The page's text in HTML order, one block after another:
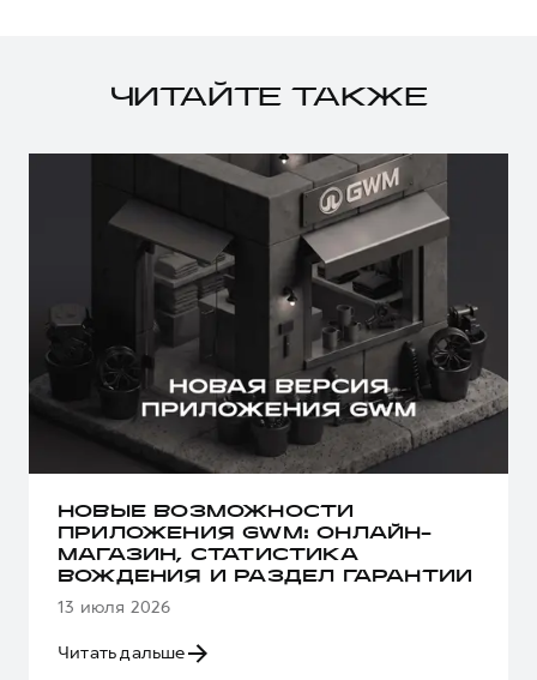
ЧИТАЙТЕ ТАКЖЕ
НОВЫЕ ВОЗМОЖНОСТИ
ПРИЛОЖЕНИЯ GWM: ОНЛАЙН-
МАГАЗИН, СТАТИСТИКА
ВОЖДЕНИЯ И РАЗДЕЛ ГАРАНТИИ
13 июля 2026
Читать дальше